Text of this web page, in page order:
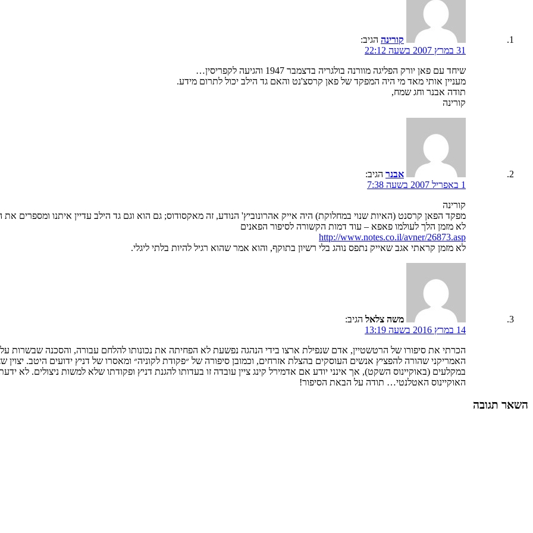
קורינה הגיב:
31 במרץ 2007 בשעה 22:12
שיחד עם פאן יורק הפליגה מוורנה בולגריה בדצמבר 1947 והגיעה לקפריסין…
מעניין אותי מאד מי היה המפקד של פאן קרסצ'נט והאם גד הילב יכול לתרום מידע.
תודה אבנר וחג שמח,
קורינה
אבנר הגיב:
1 באפריל 2007 בשעה 7:38
קורינה
מפקד הפאן קרסנט (האיות שנוי במחלוקת) היה אייק אהרונוביץ' הנודע, זה מאקסודוס; גם הוא וגם גד הילב עדיין איתנו ומספרים את
לא מזמן הלך לעולמו פאפא – עוד דמות הקשורה לסיפור הפאנים
http://www.notes.co.il/avner/26873.asp
לא מזמן קראתי אגב שאייק נתפס נוהג בלי רשיון בתוקף, והוא אמר שהוא רגיל להיות בלתי ליגלי.
משה צלאל הגיב:
14 במרץ 2016 בשעה 13:19
הכרתי את סיפורו של הרטשטיין, אדם שנפילת ארצו בידי הנהגה נפשעת לא הפחיתה את נכונותו להלחם עבורה, והסכנה שבשרות
האמריקני שהורה להפציץ אנשים העוסקים בהצלת אזרחים, וכמובן סיפורה של ״פקודת לקוניה״ ומאסרו של דניץ ידועים היטב. יצוין
במקלעים (באוקיינוס השקט), אך אינני יודע אם אדמירל קינג ציין עובדה זו בעדותו להגנת דניץ ופקודתו שלא למשות ניצולים. לא
האוקיינוס האטלנטי… תודה על הבאת הסיפור!
השאר תגובה